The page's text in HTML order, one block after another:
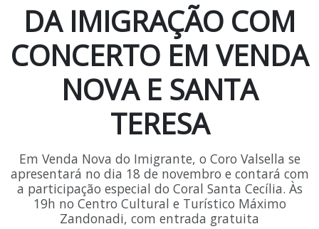
DA IMIGRAÇÃO COM
CONCERTO EM VENDA
NOVA E SANTA
TERESA
Em Venda Nova do Imigrante, o Coro Valsella se
apresentará no dia 18 de novembro e contará com
a participação especial do Coral Santa Cecília. Às
19h no Centro Cultural e Turístico Máximo
Zandonadi, com entrada gratuita